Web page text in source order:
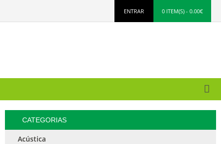
ENTRAR 0 ITEM(S) - 0.00€
CATEGORIAS
Acústica